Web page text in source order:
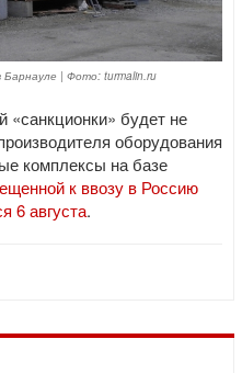
| Фото: turmalin.ru
«санкционки» будет не
оборудования
комплексы на базе
к ввозу в Россию
6 августа.